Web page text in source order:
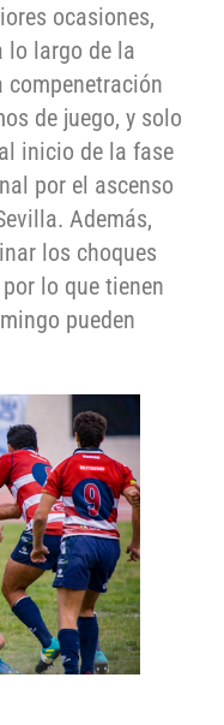
ocasiones,
lo largo de la
compenetración
de juego, y solo
inicio de la fase
por el ascenso
Además,
los choques
lo que tienen
pueden